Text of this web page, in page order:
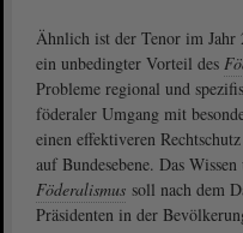
Ähnlich ist der Tenor im Jahr
ein unbedingter Vorteil des
Probleme regional und
föderaler Umgang mit
einen effektiveren
auf Bundesebene. Das
Föderalismus soll nach dem
Präsidenten in der